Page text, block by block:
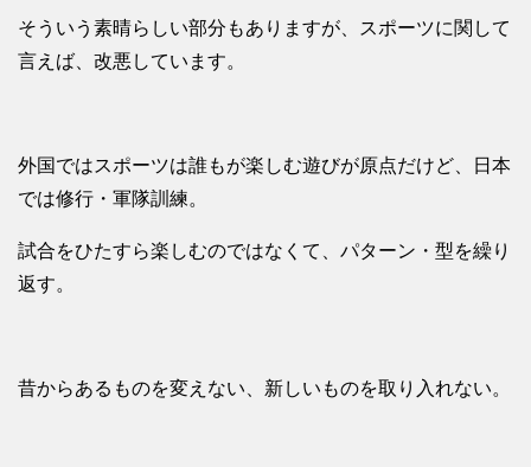
そういう素晴らしい部分もありますが、スポーツに関して
言えば、改悪しています。
外国ではスポーツは誰もが楽しむ遊びが原点だけど、日本
では修行・軍隊訓練。
試合をひたすら楽しむのではなくて、パターン・型を繰り
返す。
昔からあるものを変えない、新しいものを取り入れない。